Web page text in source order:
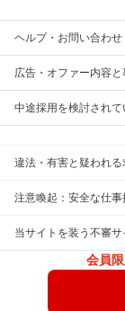
ヘルプ・お問い合わせ
広告・オファー内容
中途採用を検討され
違法・有害と疑われ
注意喚起：安全な仕事
当サイトを装う不審
会員